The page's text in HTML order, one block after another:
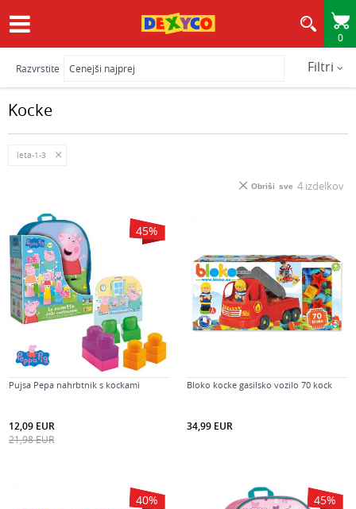
0
Kocke
Razvrstite Filtri
leta-1-3
4 izdelkov
Obriši sve
45%
Pujsa Pepa nahrbtnik s kockami
12,09 EUR
21,98EUR
Bloko kocke gasilsko vozilo 70 kock
34,99 EUR
40% 45%